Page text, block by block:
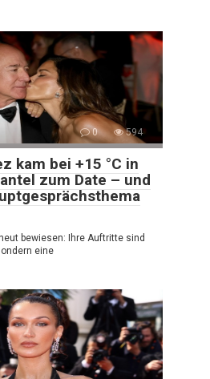
0 594
kam bei +15 °C in
zum Date – und
bewiesen: Ihre Auftritte sind
eine